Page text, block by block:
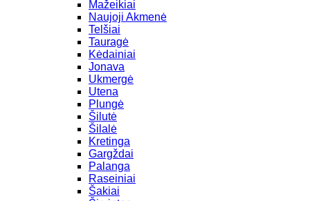
Mažeikiai
Naujoji Akmenė
Telšiai
Tauragė
Kėdainiai
Jonava
Ukmergė
Utena
Plungė
Šilutė
Šilalė
Kretinga
Gargždai
Palanga
Raseiniai
Šakiai